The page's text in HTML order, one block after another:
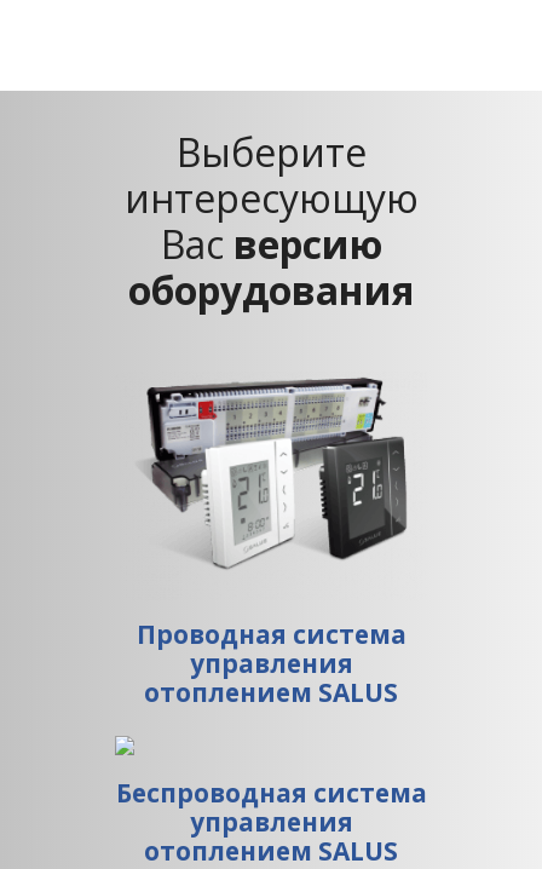
Выберите
интересующую
Вас версию
оборудования
Проводная система
управления
отоплением SALUS
Беспроводная система
управления
отоплением SALUS